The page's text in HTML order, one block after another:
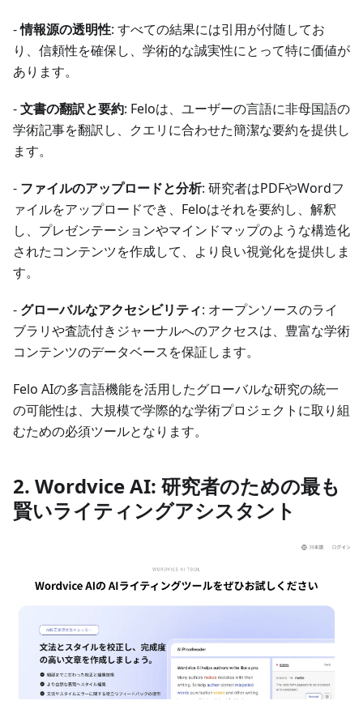
-情報源の透明性: すべての結果には引用が付随してお
り、信頼性を確保し、学術的な誠実性にとって特に価値が
あります。
-文書の翻訳と要約: Feloは、ユーザーの言語に非母国語の
学術記事を翻訳し、クエリに合わせた簡潔な要約を提供し
ます。
- ファイルのアップロードと分析: 研究者はPDFやWordフ
ァイルをアップロードでき、Feloはそれを要約し、解釈
し、プレゼンテーションやマインドマップのような構造化
されたコンテンツを作成して、より良い視覚化を提供しま
す。
- グローバルなアクセシビリティ: オープンソースのライ
ブラリや査読付きジャーナルへのアクセスは、豊富な学術
コンテンツのデータベースを保証します。
Felo AIの多言語機能を活用したグローバルな研究の統一
の可能性は、大規模で学際的な学術プロジェクトに取り組
むための必須ツールとなります。
2. Wordvice AI: 研究者のための最も
賢いライティングアシスタント